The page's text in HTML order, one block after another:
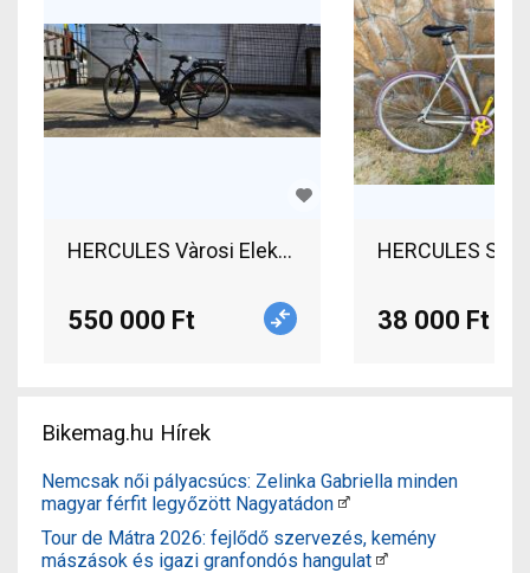
HERCULES Vàrosi Elektromos Városi 28" Bosch
550 000 Ft
HERCULES
38 000 Ft
Bikemag.hu Hírek
Nemcsak női pályacsúcs: Zelinka Gabriella minden
magyar férfit legyőzött Nagyatádon
Tour de Mátra 2026: fejlődő szervezés, kemény
mászások és igazi granfondós hangulat